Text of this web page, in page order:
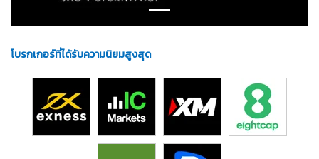
โบรกเกอร์ที่ได้รับความนิยมสูงสุด